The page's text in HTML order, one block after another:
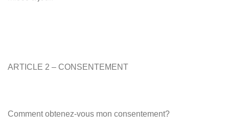
ARTICLE 2 – CONSENTEMENT
Comment obtenez-vous mon consentement?